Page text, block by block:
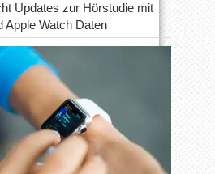
Updates zur Hörstudie mit
Apple Watch Daten